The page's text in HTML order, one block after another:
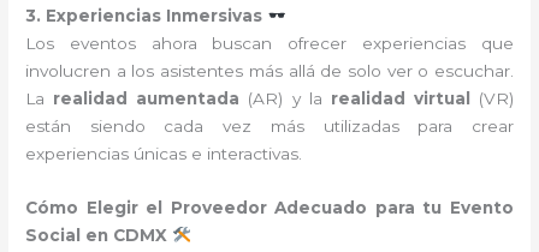
3. Experiencias Inmersivas
Los eventos ahora buscan ofrecer experiencias que
involucren a los asistentes más allá de solo ver o escuchar.
La realidad aumentada (AR) y la realidad virtual
(VR)
están siendo cada vez más utilizadas para crear
experiencias únicas e interactivas.
Cómo Elegir el Proveedor Adecuado para tu Evento
Social en CDMX